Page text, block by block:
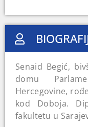
Senaid Begić,
domu
Hercegovine,
kod Doboja.
fakultetu u